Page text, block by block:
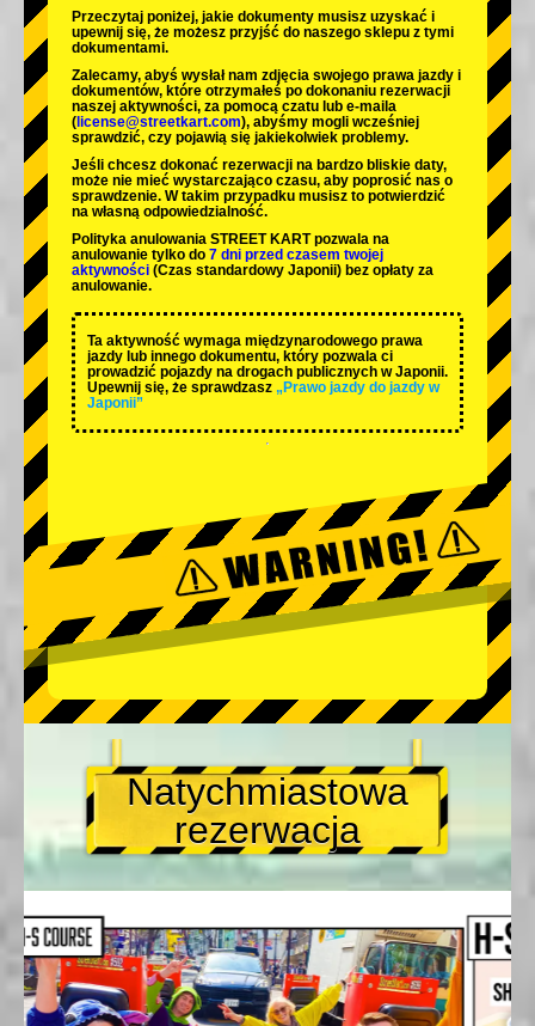
Przeczytaj poniżej, jakie dokumenty musisz uzyskać i
upewnij się, że możesz przyjść do naszego sklepu z tymi
dokumentami.
Zalecamy, abyś wysłał nam zdjęcia swojego prawa jazdy i
dokumentów, które otrzymałeś po dokonaniu rezerwacji
naszej aktywności, za pomocą czatu lub e-maila
( license@streetkart.com), abyśmy mogli wcześniej
sprawdzić, czy pojawią się jakiekolwiek problemy.
Jeśli chcesz dokonać rezerwacji na bardzo bliskie daty,
może nie mieć wystarczająco czasu, aby poprosić nas o
sprawdzenie. W takim przypadku musisz to potwierdzić
na własną odpowiedzialność.
Polityka anulowania STREET KART pozwala na
anulowanie tylko do 7 dni przed czasem twojej
aktywności (Czas standardowy Japonii) bez opłaty za
anulowanie.
Ta aktywność wymaga międzynarodowego prawa
jazdy lub innego dokumentu, który pozwala ci
prowadzić pojazdy na drogach publicznych w Japonii.
Upewnij się, że sprawdzasz „Prawo jazdy do jazdy w
Japonii”
Natychmiastowa
rezerwacja